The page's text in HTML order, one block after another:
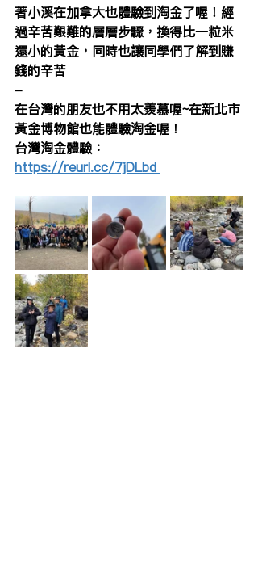
著小溪在加拿大也體驗到淘金了喔！經
過辛苦艱難的層層步驟，換得比一粒米
還小的黃金，同時也讓同學們了解到賺
錢的辛苦
-
在台灣的朋友也不用太羨慕喔~在新北市
黃金博物館也能體驗淘金喔！
台灣淘金體驗：
https://reurl.cc/7jDLbd